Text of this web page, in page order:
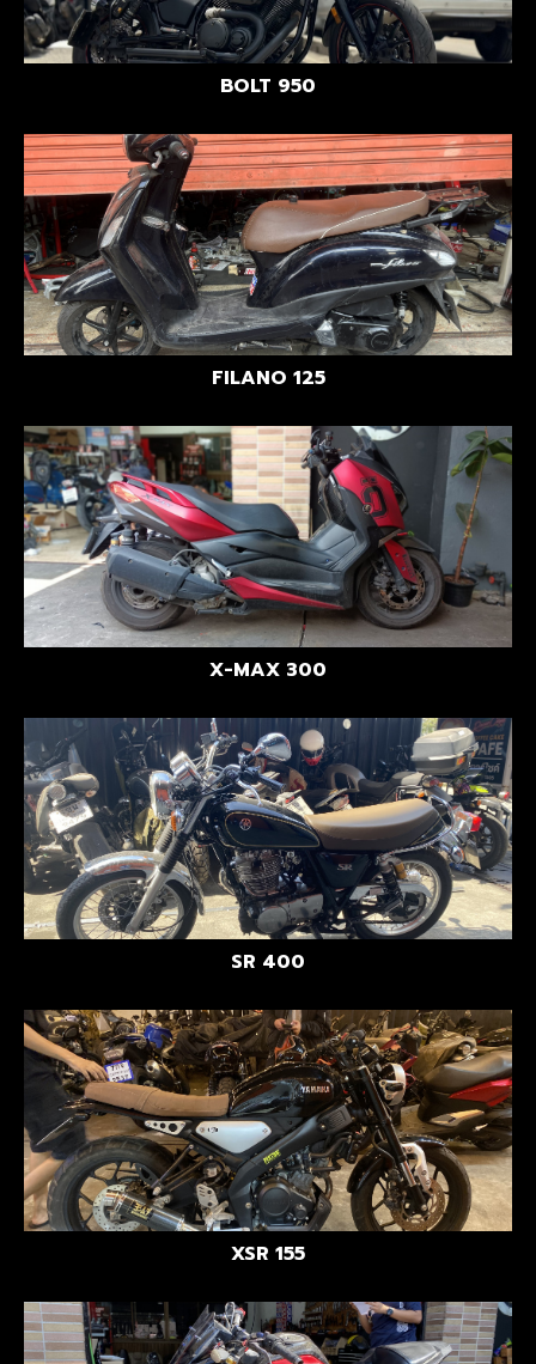
BOLT 950
FILANO 125
X-MAX 300
SR 400
XSR 155